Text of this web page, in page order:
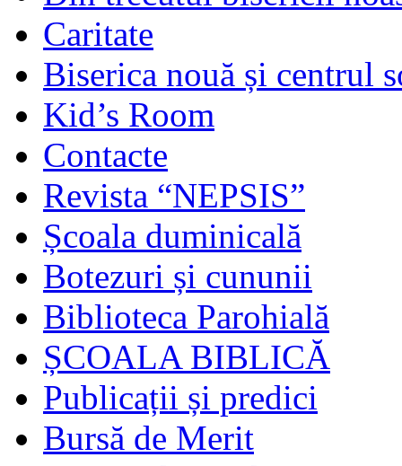
Caritate
Biserica nouă și centrul
Kid’s Room
Contacte
Revista “NEPSIS”
Școala duminicală
Botezuri și cununii
Biblioteca Parohială
ȘCOALA BIBLICĂ
Publicații și predici
Bursă de Merit